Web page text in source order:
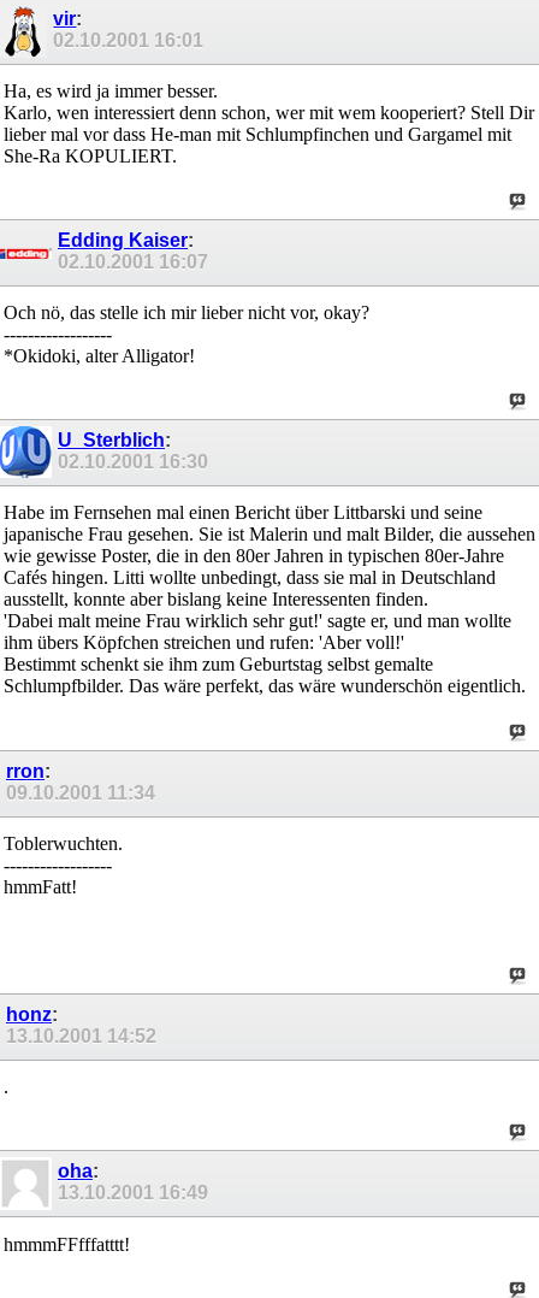
vir:
02.10.2001 16:01
Ha, es wird ja immer besser.
Karlo, wen interessiert denn schon, wer mit wem kooperiert? Stell Dir
lieber mal vor dass He-man mit Schlumpfinchen und Gargamel mit
She-Ra KOPULIERT.
Edding Kaiser:
02.10.2001 16:07
Och nö, das stelle ich mir lieber nicht vor, okay?
------------------
*Okidoki, alter Alligator!
U_Sterblich:
02.10.2001 16:30
Habe im Fernsehen mal einen Bericht über Littbarski und seine
japanische Frau gesehen. Sie ist Malerin und malt Bilder, die aussehen
wie gewisse Poster, die in den 80er Jahren in typischen 80er-Jahre
Cafés hingen. Litti wollte unbedingt, dass sie mal in Deutschland
ausstellt, konnte aber bislang keine Interessenten finden.
'Dabei malt meine Frau wirklich sehr gut!' sagte er, und man wollte
ihm übers Köpfchen streichen und rufen: 'Aber voll!'
Bestimmt schenkt sie ihm zum Geburtstag selbst gemalte
Schlumpfbilder. Das wäre perfekt, das wäre wunderschön eigentlich.
rron:
09.10.2001 11:34
Toblerwuchten.
------------------
hmmFatt!
honz:
13.10.2001 14:52
.
oha:
13.10.2001 16:49
hmmmFFfffatttt!